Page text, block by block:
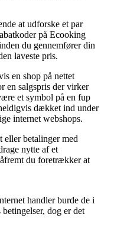
at udforske et par
på Ecooking
du gennemfører din
laveste pris.
en shop på nettet
en salgspris der virker
et symbol på en fup
dækket ind under
internet webshops.
eller betalinger med
nytte af et
du foretrækker at
handler burde de i
dog er det